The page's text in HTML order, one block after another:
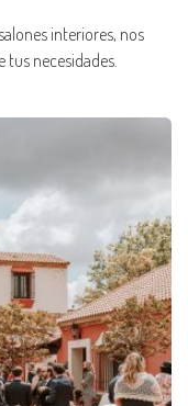
interiores, nos
tus necesidades.